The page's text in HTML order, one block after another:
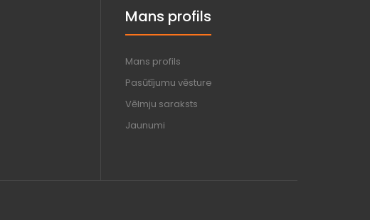
Mans profils
Mans profils
Pasūtījumu vēsture
Vēlmju saraksts
Jaunumi